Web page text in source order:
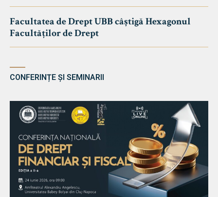
Facultatea de Drept UBB câștigă Hexagonul
Facultăților de Drept
CONFERINȚE ȘI SEMINARII